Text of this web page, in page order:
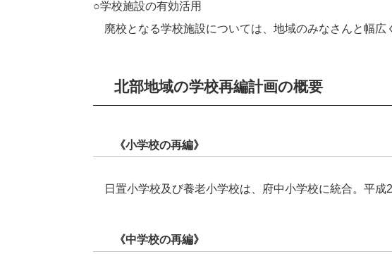
○学校施設の有効活用
廃校となる学校施設については、地域のみなさんと幅広
北部地域の学校再編計画の概要
《小学校の再編》
日置小学校及び養老小学校は、府中小学校に統合。平成
《中学校の再編》